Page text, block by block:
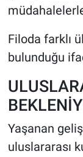
Filoda farklı
bulunduğu
Yaşanan
uluslararası